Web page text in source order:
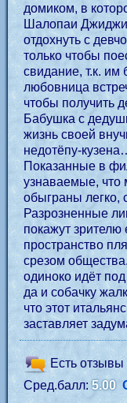
домиком, в
Шалопаи
отдохнуть с
только чтобы
свидание, т.к.
любовница
чтобы получить
Бабушка с
жизнь своей
недотёпу-
Показанные в
узнаваемые, что
обыграны легко,
Разрозненные
покажут зрителю
пространство
срезом
одиноко идёт
да и собачку
что этот
заставляет
Есть
Сред.балл: 5.00